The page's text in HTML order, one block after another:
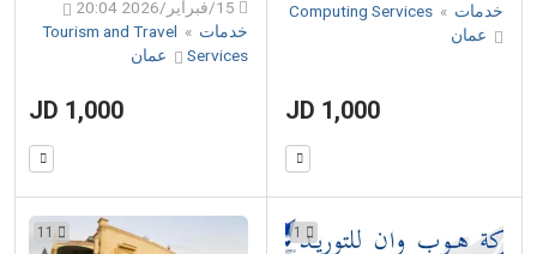
خدمات »
Computing Services
عمان
1,000 JD
خدمات »
Tourism and Travel
Services
عمان
1,000 JD
11